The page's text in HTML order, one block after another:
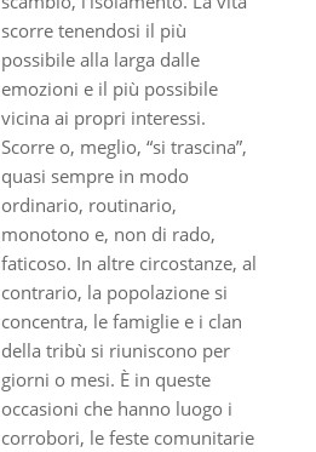
scorre tenendosi il più
possibile alla larga dalle
emozioni e il più possibile
vicina ai propri interessi.
Scorre o, meglio, “si trascina”,
quasi sempre in modo
ordinario, routinario,
monotono e, non di rado,
faticoso. In altre circostanze, al
contrario, la popolazione si
concentra, le famiglie e i clan
della tribù si riuniscono per
giorni o mesi. È in queste
occasioni che hanno luogo i
corrobori, le feste comunitarie